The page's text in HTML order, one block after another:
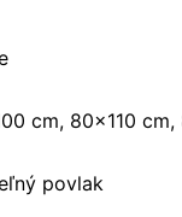
cm, 80×110
povlak